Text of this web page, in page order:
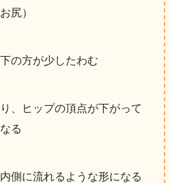
尻）
の方が少したわむ
、ヒップの頂点が下がって
る
側に流れるような形になる